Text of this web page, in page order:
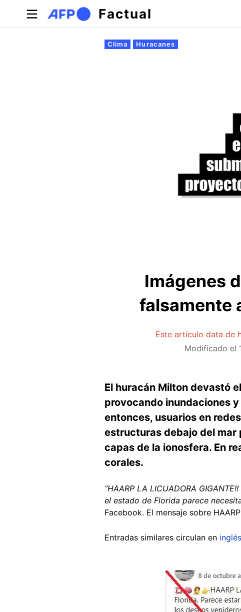
Pasar al contenido principal
Factual
Solapas principales
Clima Huracanes
Imágenes
falsamente
Este artículo data de
Modificado el
El huracán Milton devastó
provocando inundaciones
entonces, usuarios en
estructuras debajo del mar
capas de la ionosfera. En
corales.
“HAARP LA LICUADORA
el estado de Florida parece
Facebook. El mensaje sobre
Entradas similares circulan en